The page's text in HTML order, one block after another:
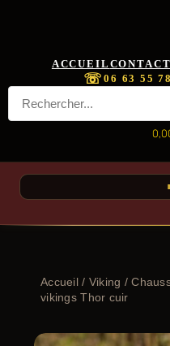
ACCUEIL
☏06 63 55
Accueil/ Viking /
vikings Thor cuir